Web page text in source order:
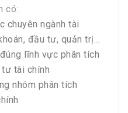
có:
chuyên ngành tài
đầu tư, quản trị…
lĩnh vực phân tích
tài chính
nhóm phân tích